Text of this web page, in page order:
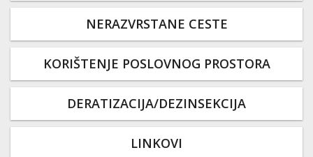
NERAZVRSTANE CESTE
KORIŠTENJE POSLOVNOG PROSTORA
DERATIZACIJA/DEZINSEKCIJA
LINKOVI